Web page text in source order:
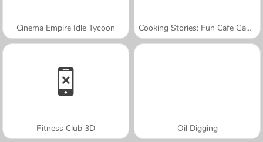
Cinema Empire Idle Tycoon Cooking Stories: Fun Cafe Game
Fitness Club 3D Oil Digging